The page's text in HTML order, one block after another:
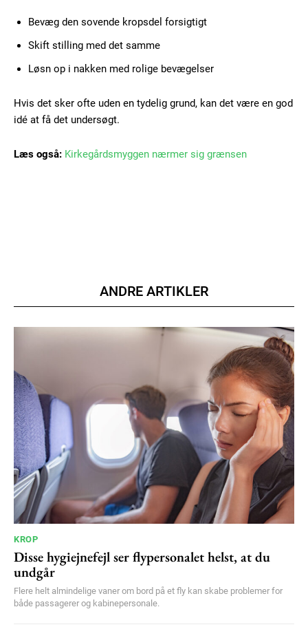
Gratis / forever
Etiam est nibh, lobortis sit
Ut mollis pellentesque tortor
Nullam eu erat condimentum
Orci varius natoque dolor
Member full access
100DKK / year
Praesent euismod ac
Ut mollis pellentesque tortor
Nullam eu erat condimentum
Donec quis est ac felis
Orci varius natoque dolor
YEARLY PRICING MONTHLY PRICING
Bevæg den sovende kropsdel forsigtigt
Skift stilling med det samme
Løsn op i nakken med rolige bevægelser
Hvis det sker ofte uden en tydelig grund, kan det være en god
idé at få det undersøgt.
Læs også: Kirkegårdsmyggen nærmer sig grænsen
ANDRE ARTIKLER
KROP
Disse hygiejnefejl ser flypersonalet helst, at du
undgår
Flere helt almindelige vaner om bord på et fly kan skabe problemer for
både passagerer og kabinepersonale.